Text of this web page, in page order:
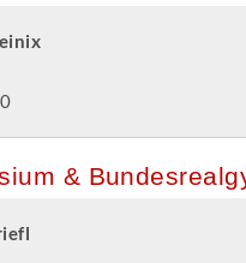
&